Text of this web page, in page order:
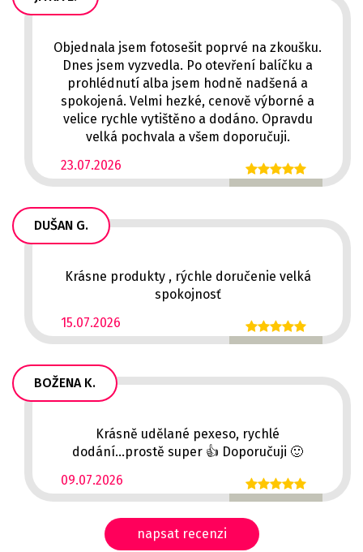
23.07.2026
Objednala jsem fotosešit poprvé na zkoušku.
Dnes jsem vyzvedla. Po otevření balíčku a
prohlédnutí alba jsem hodně nadšená a
spokojená. Velmi hezké, cenově výborné a
velice rychle vytištěno a dodáno. Opravdu
velká pochvala a všem doporučuji.
DUŠAN G.
15.07.2026
Krásne produkty , rýchle doručenie velká
spokojnosť
BOŽENA K.
09.07.2026
Krásně udělané pexeso, rychlé
dodání...prostě super 👍 Doporučuji 🙂
napsat recenzi